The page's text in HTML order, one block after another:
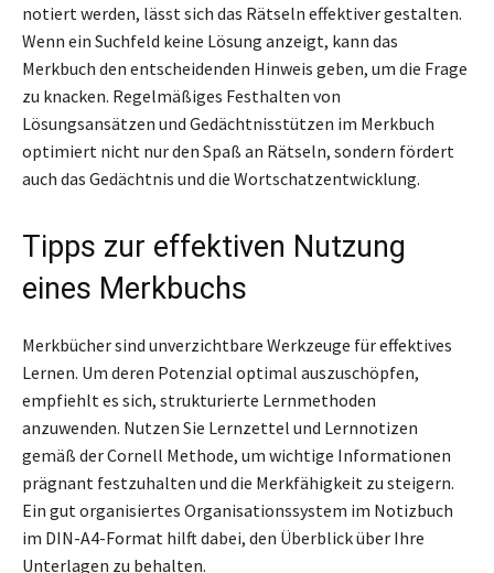
notiert werden, lässt sich das Rätseln effektiver gestalten.
Wenn ein Suchfeld keine Lösung anzeigt, kann das
Merkbuch den entscheidenden Hinweis geben, um die Frage
zu knacken. Regelmäßiges Festhalten von
Lösungsansätzen und Gedächtnisstützen im Merkbuch
optimiert nicht nur den Spaß an Rätseln, sondern fördert
auch das Gedächtnis und die Wortschatzentwicklung.
Tipps zur effektiven Nutzung
eines Merkbuchs
Merkbücher sind unverzichtbare Werkzeuge für effektives
Lernen. Um deren Potenzial optimal auszuschöpfen,
empfiehlt es sich, strukturierte Lernmethoden
anzuwenden. Nutzen Sie Lernzettel und Lernnotizen
gemäß der Cornell Methode, um wichtige Informationen
prägnant festzuhalten und die Merkfähigkeit zu steigern.
Ein gut organisiertes Organisationssystem im Notizbuch
im DIN-A4-Format hilft dabei, den Überblick über Ihre
Unterlagen zu behalten.